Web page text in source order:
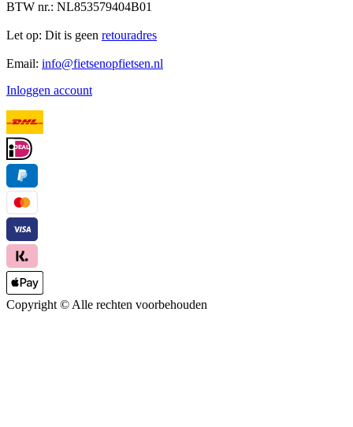
BTW nr.: NL853579404B01
Let op: Dit is geen retouradres
Email: info@fietsenopfietsen.nl
Inloggen account
Copyright © Alle rechten voorbehouden